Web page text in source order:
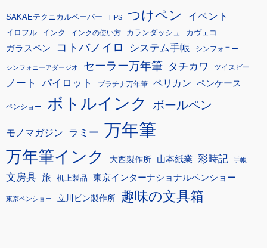
SAKAEテクニカルペーパー TIPS つけペン イベント
イロフル インク インクの使い方 カランダッシュ カヴェコ
ガラスペン コトバノイロ システム手帳 シンフォニー
シンフォニーアダージオ セーラー万年筆 タチカワ ツイスビー
ノート パイロット プラチナ万年筆 ペリカン ペンケース
ペンショー ボトルインク ボールペン
モノマガジン ラミー 万年筆
万年筆インク 大西製作所 山本紙業 彩時記 手帳
文房具 旅 机上製品 東京インターナショナルペンショー
東京ペンショー 立川ピン製作所 趣味の文具箱